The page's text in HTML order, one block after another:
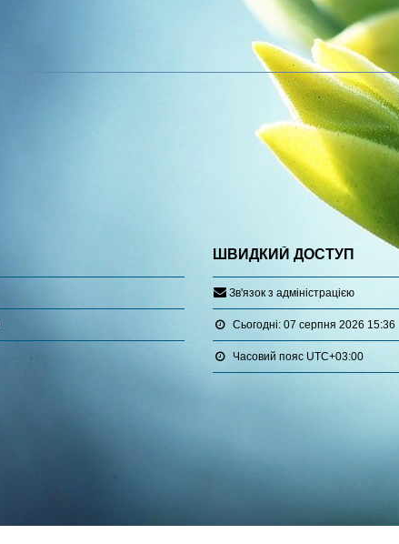
ШВИДКИЙ ДОСТУП
Зв'язок з адміністрацією
Сьогодні: 07 серпня 2026 15:36
Часовий пояс UTC+03:00